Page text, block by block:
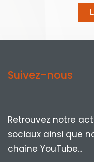
Suivez-nous
Retrouvez notre
sociaux ainsi que
chaine YouTube...